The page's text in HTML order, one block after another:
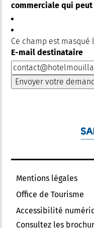
commerciale qui peut
Ce champ est
E-mail destinataire
Mentions légales
Office de Tourisme
Accessibilité
Consultez les